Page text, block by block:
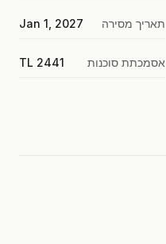
תאריך מסירה Jan 1, 2027
אסמכתת סוכנות TL 2441